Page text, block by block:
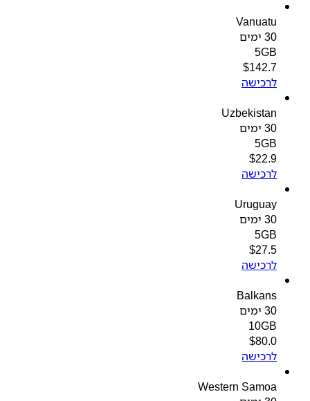
Vanuatu
5GB
$142.7
לרכישה
Uzbekistan
5GB
$22.9
לרכישה
Uruguay
5GB
$27.5
לרכישה
Balkans
10GB
$80.0
לרכישה
Western Samoa